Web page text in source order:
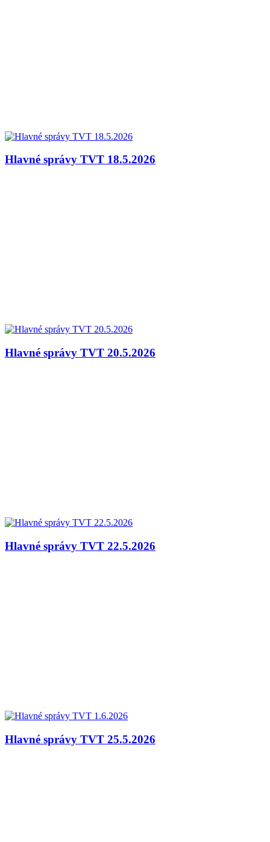
Hlavné správy TVT 18.5.2026
Hlavné správy TVT 20.5.2026
Hlavné správy TVT 22.5.2026
Hlavné správy TVT 25.5.2026